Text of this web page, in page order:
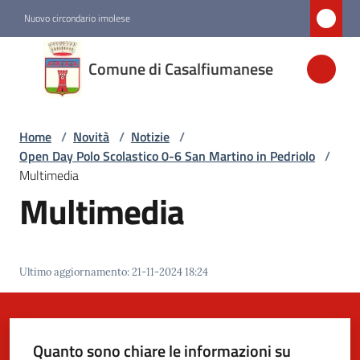
Nuovo circondario imolese
Comune di Casalfiumanese
Comune di
Casalfiumanese
Amministrazione
Menu selezionato
Vivere
Casalfiumanese
Home / Novità / Notizie /
Open Day Polo Scolastico 0-6 San Martino in Pedriolo /
Multimedia
Multimedia
Ultimo aggiornamento:21-11-2024 18:24
Quanto sono chiare le informazioni su